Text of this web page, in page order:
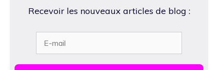
Recevoir les nouveaux articles de blog :